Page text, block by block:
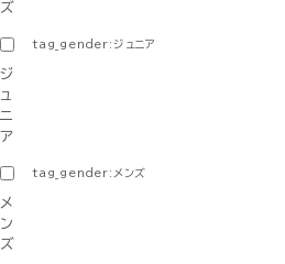
ズ
tag_gender:ジュニア
ジ
ュ
ニ
ア
tag_gender:メンズ
メ
ン
ズ